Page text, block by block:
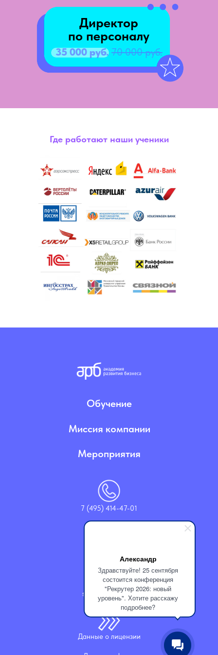
Александр
Здравствуйте! 25 сентября
состоится конференция
"Рекрутер 2026: новый
уровень". Хотите расскажу
подробнее?
Директор
по персоналу
HR-конфликтолог
35 000 руб. 70 000 руб.
35 000 руб. 70 000 руб.
Где работают наши ученики
Обучение
Миссия компании
Мероприятия
7 (495) 414-47-01
support@1-arb.ru
Данные о лицензии